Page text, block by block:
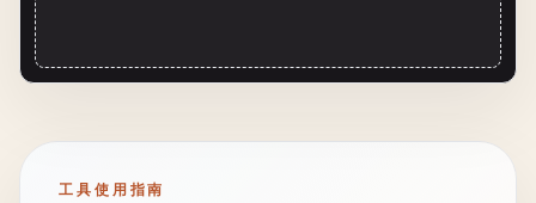
工具使用指南